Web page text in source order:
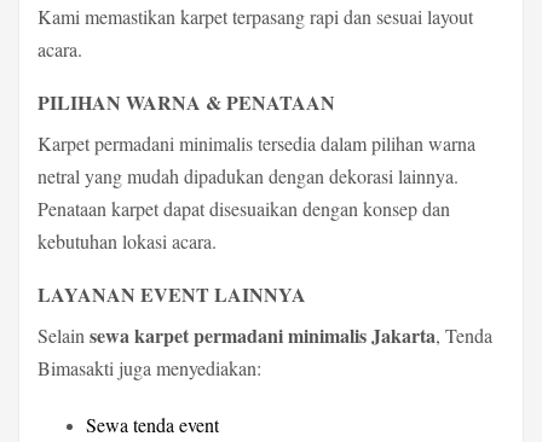
Kami memastikan karpet terpasang rapi dan sesuai layout
acara.
PILIHAN WARNA & PENATAAN
Karpet permadani minimalis tersedia dalam pilihan warna
netral yang mudah dipadukan dengan dekorasi lainnya.
Penataan karpet dapat disesuaikan dengan konsep dan
kebutuhan lokasi acara.
LAYANAN EVENT LAINNYA
Selain sewa karpet permadani minimalis Jakarta, Tenda
Bimasakti juga menyediakan:
Sewa tenda event